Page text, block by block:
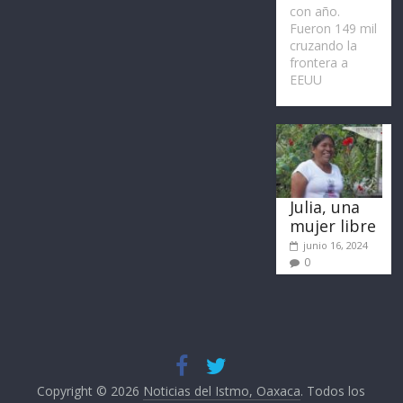
con año.
Fueron 149 mil
cruzando la
frontera a
EEUU
Julia, una
mujer libre
junio 16, 2024
0
Copyright © 2026 Noticias del Istmo, Oaxaca. Todos los